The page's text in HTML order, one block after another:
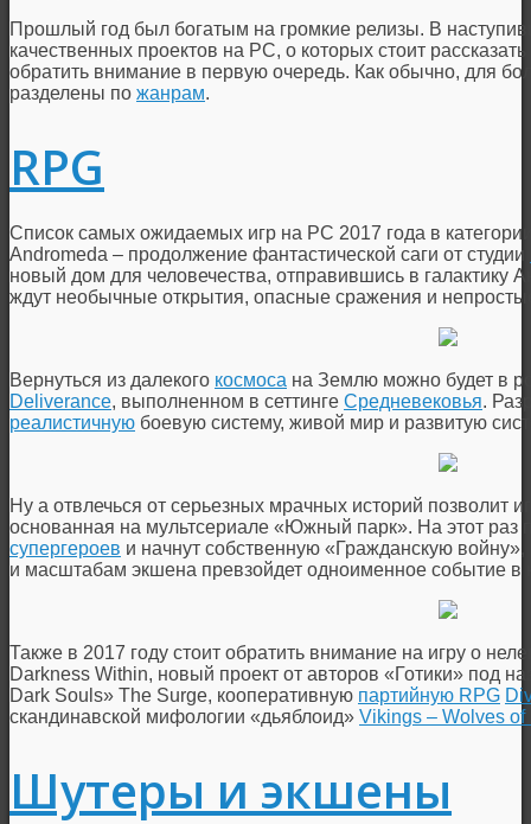
Прошлый год был богатым на громкие релизы. В
качественных проектов на РС, о которых стоит
обратить внимание в первую очередь. Как обычно, для
разделены по жанрам.
RPG
Список самых ожидаемых игр на РС 2017 года в
Andromeda – продолжение фантастической саги от студии
новый дом для человечества, отправившись в
ждут необычные открытия, опасные сражения и
Вернуться из далекого космоса на Землю можно будет в
Deliverance, выполненном в сеттинге Средневековья.
реалистичную боевую систему, живой мир и развитую
Ну а отвлечься от серьезных мрачных историй позволит
основанная на мультсериале «Южный парк». На этот раз
супергероев и начнут собственную «Гражданскую
и масштабам экшена превзойдет одноименное событие в
Также в 2017 году стоит обратить внимание на игру о
Darkness Within, новый проект от авторов «Готики» под
Dark Souls» The Surge, кооперативную партийную RPG
скандинавской мифологии «дьяблоид» Vikings – Wolves of
Шутеры и экшены